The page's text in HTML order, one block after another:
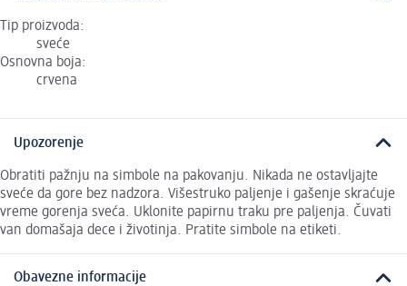
Tip proizvoda:
sveće
Osnovna boja:
crvena
Upozorenje
Obratiti pažnju na simbole na pakovanju. Nikada ne ostavljajte
sveće da gore bez nadzora. Višestruko paljenje i gašenje skraćuje
vreme gorenja sveća. Uklonite papirnu traku pre paljenja. Čuvati
van domašaja dece i životinja. Pratite simbole na etiketi.
Obavezne informacije